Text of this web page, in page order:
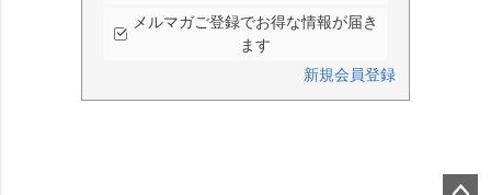
メルマガご登録でお得な情報が届き
ます
新規会員登録